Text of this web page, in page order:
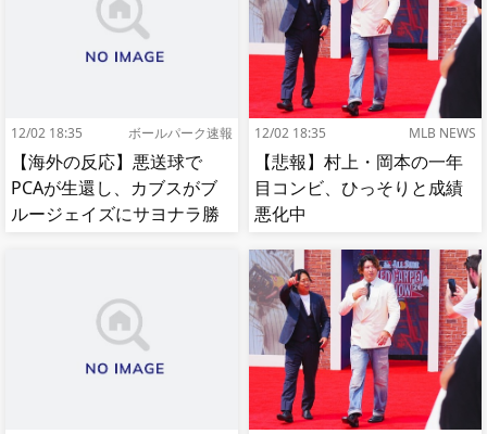
12/02 18:35 ボールパーク速報
【海外の反応】悪送球で
PCAが生還し、カブスがブ
ルージェイズにサヨナラ勝
12/02 18:35 MLB NEWS
【悲報】村上・岡本の一年
目コンビ、ひっそりと成績
悪化中